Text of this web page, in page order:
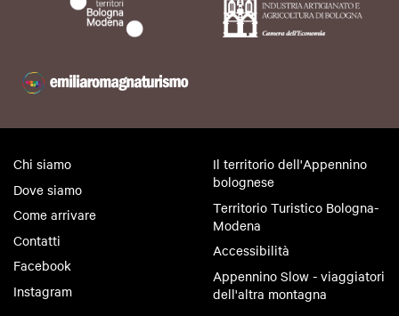
Chi siamo
Dove siamo
Come arrivare
Contatti
Facebook
Instagram
Il territorio dell'Appennino
bolognese
Territorio Turistico Bologna-
Modena
Accessibilità
Appennino Slow - viaggiatori
dell'altra montagna